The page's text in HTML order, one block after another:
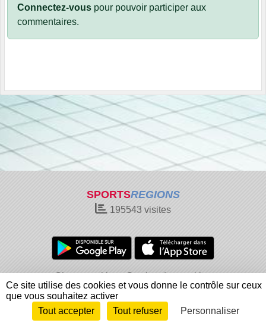
Connectez-vous pour pouvoir participer aux
commentaires.
SPORTSREGIONS
195543 visites
Charte cookies
Gestion des cookies
Informations légales
Signaler un contenu inapproprié
Envie de participer ? Connexion
Ce site utilise des cookies et vous donne le contrôle sur ceux
que vous souhaitez activer
Tout accepter
Tout refuser Personnaliser